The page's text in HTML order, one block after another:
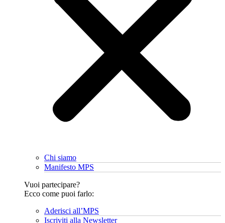
Chi siamo
Manifesto MPS
Vuoi partecipare?
Ecco come puoi farlo:
Aderisci all’MPS
Iscriviti alla Newsletter